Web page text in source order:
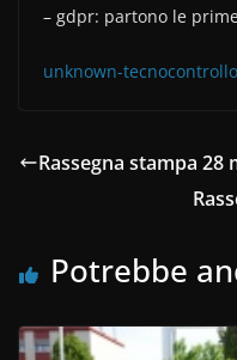
– gdpr: partono le
unknown-
Rassegna stampa 28
Potrebbe